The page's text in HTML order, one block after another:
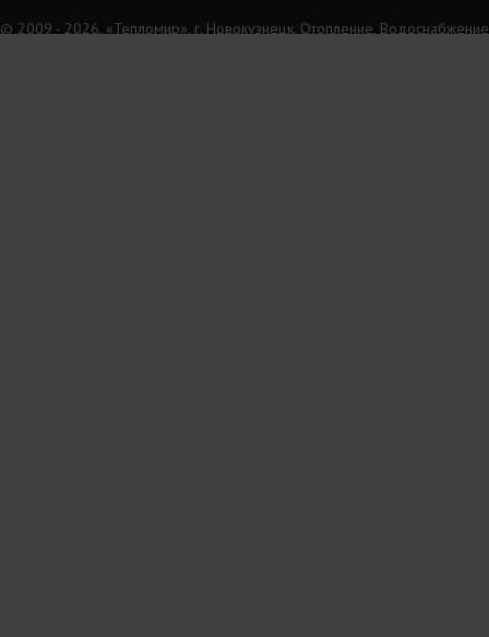
© 2009 - 2026, «Тепломир», г. Новокузнецк. Отопление,